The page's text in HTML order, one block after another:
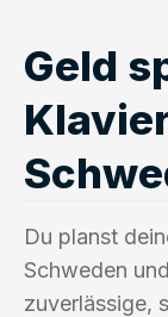
Geld
Du planst
Schweden
zuverlässige,